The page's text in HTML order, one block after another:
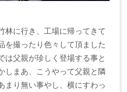
林に行き、工場に帰ってきて
を撮ったり色々して頂ました
は父親が珍しく登場する事と
しまあ、こうやって父親と隣
まり無い事やし、横にすわっ